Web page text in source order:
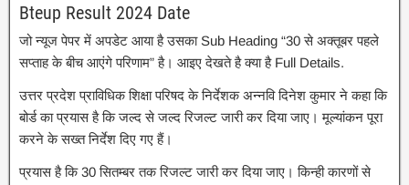
Bteup Result 2024 Date
जो न्यूज पेपर में अपडेट आया है उसका Sub Heading “30 से अक्तूबर पहले
सप्ताह के बीच आएंगे परिणाम” है। आइए देखते है क्या है Full Details.
उत्तर प्रदेश प्राविधिक शिक्षा परिषद के निर्देशक अन्नवि दिनेश कुमार ने कहा कि
बोर्ड का प्रयास है कि जल्द से जल्द रिजल्ट जारी कर दिया जाए। मूल्यांकन पूरा
करने के सख्त निर्देश दिए गए हैं।
प्रयास है कि 30 सितम्बर तक रिजल्ट जारी कर दिया जाए। किन्ही कारणों से